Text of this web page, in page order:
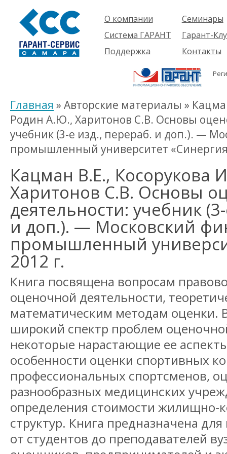
О компании
Компания
Проекты
Партнеры
Вакансии
Реквизиты
Система ГАРАНТ
О системе
решения
Комплекты
История
Поддержка
Пользователям
Будущим
пользователям
Семинары
Об услуге
семинары
Гарант-
Контакты
Главная » Авторские материалы »
Родин А.Ю., Харитонов С.В. Основы
учебник (3-е изд., перераб. и доп.). —
промышленный университет
Кацман В.Е., Косорукова
Харитонов С.В. Основы
деятельности: учебник
и доп.). — Московский
промышленный
2012 г.
Книга посвящена вопросам
оценочной деятельности,
математическим методам оценки.
широкий спектр проблем
некоторые нарастающие ее
особенности оценки спортивных
профессиональных спортсменов,
разнообразных медицинских
определения стоимости жилищно-
структур. Книга предназначена
от студентов до преподавателей